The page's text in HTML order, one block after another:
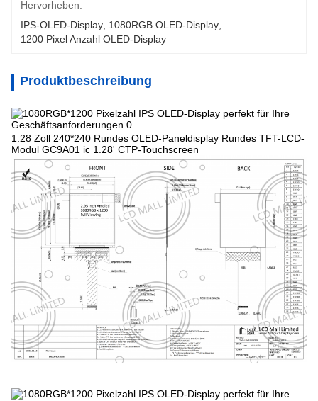
Hervorheben:
IPS-OLED-Display 1080RGB OLED-Display
1200 Pixel Anzahl OLED-Display
Produktbeschreibung
1.28 Zoll 240*240 Rundes OLED-Paneldisplay Rundes TFT-LCD-
Modul GC9A01 ic 1.28' CTP-Touchscreen